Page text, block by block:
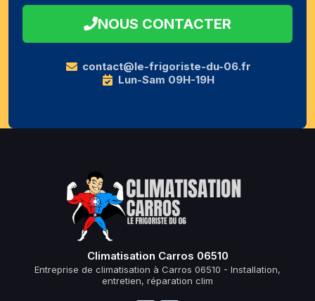
NOUS CONTACTER
contact@le-frigoriste-du-06.fr
Lun-Sam 09H-19H
Climatisation Carros 06510
Entreprise de climatisation à Carros 06510 - Installation,
entretien, réparation clim